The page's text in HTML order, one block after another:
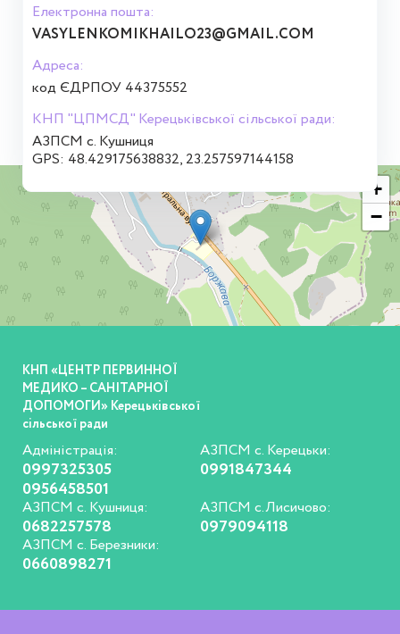
Електронна пошта:
VASYLENKOMIKHAILO23@GMAIL.COM
Адреса:
код ЄДРПОУ 44375552
КНП "ЦПМСД" Керецьківської сільської ради:
АЗПСМ с. Кушниця
GPS: 48.429175638832, 23.257597144158
+
−
КНП «ЦЕНТР ПЕРВИННОЇ
МЕДИКО – САНІТАРНОЇ
ДОПОМОГИ» Керецьківської
сільської ради
Адміністрація:
0997325305
0956458501
АЗПСМ с. Керецьки:
0991847344
АЗПСМ с. Кушниця:
0682257578
АЗПСМ с.Лисичово:
0979094118
АЗПСМ с. Березники:
0660898271